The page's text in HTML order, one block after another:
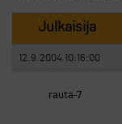
Julkaisija
12.9.2004 10:16:00
rauta-7